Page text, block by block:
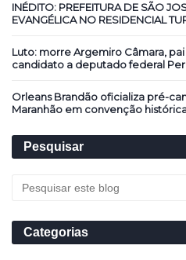
INÉDITO: PREFEITURA DE SÃO
EVANGÉLICA NO RESIDENCIAL
Luto: morre Argemiro Câmara,
candidato a deputado federal
Orleans Brandão oficializa pré-
Maranhão em convenção
Pesquisar
Categorias